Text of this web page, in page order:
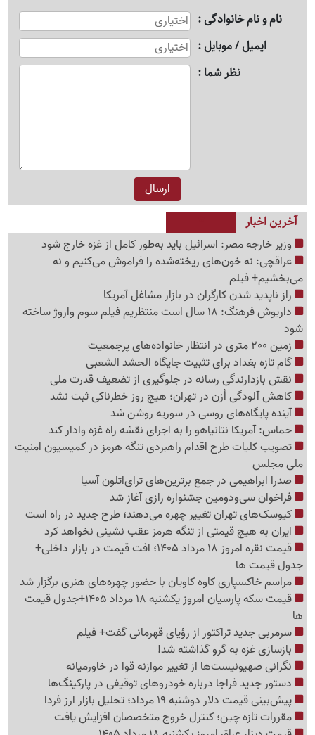
نام و نام خانوادگی
ایمیل / موبایل
نظر شما
آخرین اخبار
وزیر خارجه مصر: اسرائیل باید به‌طور کامل از غزه خارج شود
عراقچی: نه خون‌های ریخته‌شده را فراموش می‌کنیم و نه
می‌بخشیم+ فیلم
راز ناپدید شدن کارگران در بازار مشاغل آمریکا
داریوش فرهنگ: 18 سال است منتظریم فیلم سوم واروژ ساخته
شود
زمین 200 متری در انتظار خانواده‌های پرجمعیت
گام تازه بغداد برای تثبیت جایگاه الحشد الشعبی
نقش بازدارندگی رسانه در جلوگیری از تضعیف قدرت ملی
کاهش آلودگی اُزن در تهران؛ هیچ روز خطرناکی ثبت نشد
آینده پایگاه‌های روسی در سوریه روشن شد
حماس: آمریکا نتانیاهو را به اجرای نقشه راه غزه وادار کند
تصویب کلیات طرح اقدام راهبردی تنگه هرمز در کمیسیون امنیت
ملی مجلس
صدرا ابراهیمی در جمع برترین‌های ترای‌اتلون آسیا
فراخوان سی‌ودومین جشنواره رازی آغاز شد
کیوسک‌های تهران تغییر چهره می‌دهند؛ طرح جدید در راه است
ایران به هیچ قیمتی از تنگه هرمز عقب نشینی نخواهد کرد
قیمت نقره امروز 18 مرداد 1405؛ افت قیمت در بازار داخلی+
جدول قیمت ها
مراسم خاکسپاری کاوه کاویان با حضور چهره‌های هنری برگزار شد
قیمت سکه پارسیان امروز یکشنبه 18 مرداد 1405+جدول قیمت
ها
سرمربی جدید تراکتور از رؤیای قهرمانی گفت+ فیلم
بازسازی غزه به گرو گذاشته شد!
نگرانی صهیونیست‌ها از تغییر موازنه قوا در خاورمیانه
دستور جدید فراجا درباره خودروهای توقیفی در پارکینگ‌ها
پیش‌بینی قیمت دلار دوشنبه 19 مرداد؛ تحلیل بازار ارز فردا
مقررات تازه چین؛ کنترل خروج متخصصان افزایش یافت